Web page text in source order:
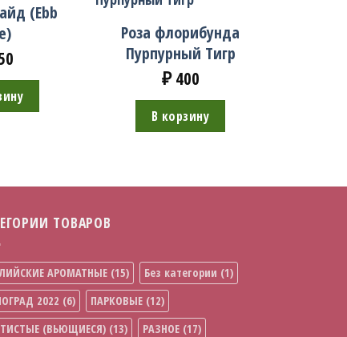
(Ebb
Роза флорибунда
Пурпурный Тигр
₽400
В корзину
ТОВАРОВ
АРОМАТНЫЕ (15) Без категории (1)
2022 (6) ПАРКОВЫЕ (12)
(ВЬЮЩИЕСЯ) (13) РАЗНОЕ (17)